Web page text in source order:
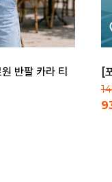
반팔 카라 티
[